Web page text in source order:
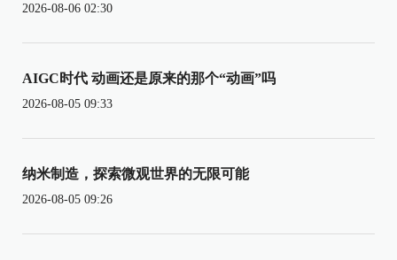
2026-08-06 02:30
AIGC时代 动画还是原来的那个“动画”吗
2026-08-05 09:33
纳米制造，探索微观世界的无限可能
2026-08-05 09:26